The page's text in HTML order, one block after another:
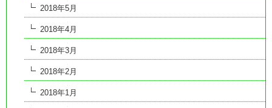
2018年5月
2018年4月
2018年3月
2018年2月
2018年1月